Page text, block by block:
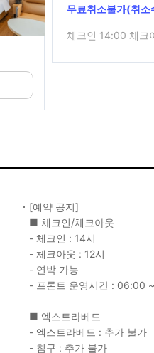
무료취소불가(취소
체크인 14:00 체크
[예약 공지]
■ 체크인/체크아웃
- 체크인 : 14시
- 체크아웃 : 12시
- 연박 가능
- 프론트 운영시간 : 06:00
■ 엑스트라베드
- 엑스트라베드 : 추가 불가
- 침구 : 추가 불가